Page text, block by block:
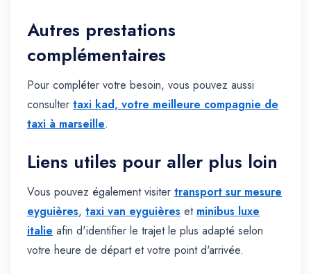
Autres prestations
complémentaires
Pour compléter votre besoin, vous pouvez aussi
consulter taxi kad, votre meilleure compagnie de
taxi à marseille.
Liens utiles pour aller plus loin
Vous pouvez également visiter transport sur mesure
eyguières, taxi van eyguières et minibus luxe
italie afin d'identifier le trajet le plus adapté selon
votre heure de départ et votre point d'arrivée.